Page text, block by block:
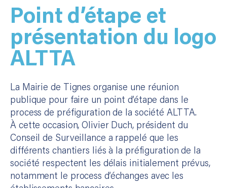
Point d’étape et
présentation du logo
ALTTA
La Mairie de Tignes organise une réunion
publique pour faire un point d’étape dans le
process de préfiguration de la société ALTTA.
À cette occasion, Olivier Duch, président du
Conseil de Surveillance a rappelé que les
différents chantiers liés à la préfiguration de la
société respectent les délais initialement prévus,
notamment le process d’échanges avec les